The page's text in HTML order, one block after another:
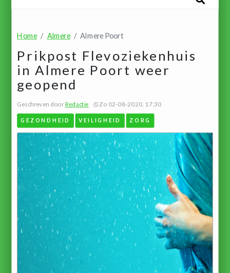
Home Almere Almere Poort
Prikpost Flevoziekenhuis
in Almere Poort weer
geopend
Geschreven doorRedactie Zo 02-08-2020, 17:30
GEZONDHEID VEILIGHEID ZORG